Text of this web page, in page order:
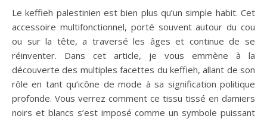
Le keffieh palestinien est bien plus qu’un simple habit. Cet
accessoire multifonctionnel, porté souvent autour du cou
ou sur la tête, a traversé les âges et continue de se
réinventer. Dans cet article, je vous emmène à la
découverte des multiples facettes du keffieh, allant de son
rôle en tant qu’icône de mode à sa signification politique
profonde. Vous verrez comment ce tissu tissé en damiers
noirs et blancs s’est imposé comme un symbole puissant